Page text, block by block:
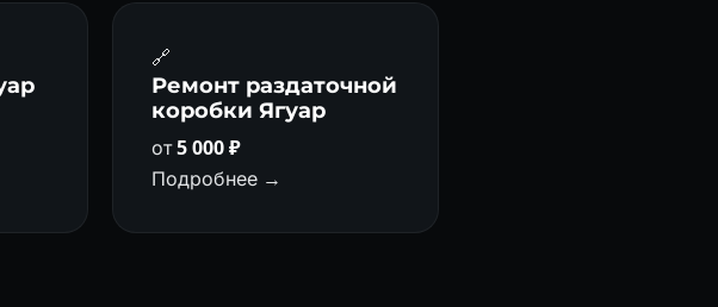
🔗
Ремонт раздаточной
коробки Ягуар
от5 000 ₽
Подробнее →